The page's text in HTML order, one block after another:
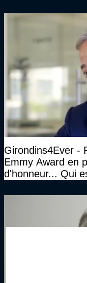
Girondins4Ever -
Emmy Award en
d'honneur... Qui